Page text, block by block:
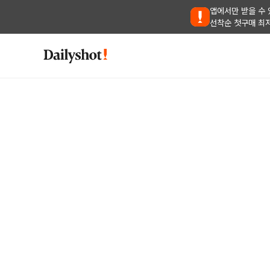
앱에서만 받을 수
선착순 첫구매 최